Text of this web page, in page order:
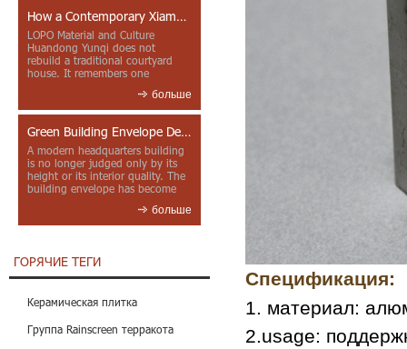
How a Contemporary Xiamen Project Reframes Minnan Red Brick
LOPO Material and Culture
Huandong Yunqi does not
rebuild a traditional courtyard
house. It remembers one
больше
Green Building Envelope Design: Clay Sunscreen Fins for Modern Headquarters Architecture
A modern headquarters building
is no longer judged only by its
height or its interior quality. The
building envelope has become
больше
ГОРЯЧИЕ ТЕГИ
Керамическая плитка
Группа Rainscreen терракота
Спецификация:
1. материал:
2.usage: